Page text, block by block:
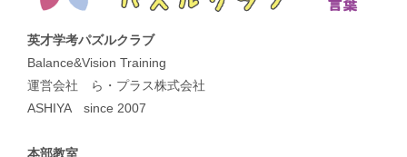
英才学考パズルクラブ
Balance&Vision Training
運営会社 ら・プラス株式会社
ASHIYA since 2007
本部教室